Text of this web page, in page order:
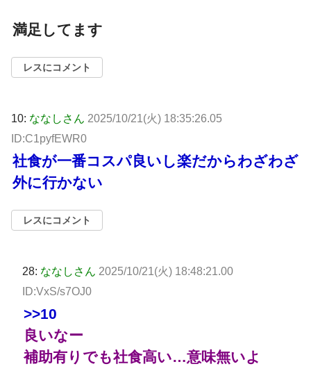
満足してます
レスにコメント
10: ななしさん 2025/10/21(火) 18:35:26.05
ID:C1pyfEWR0
社食が一番コスパ良いし楽だからわざわざ
外に行かない
レスにコメント
28: ななしさん 2025/10/21(火) 18:48:21.00
ID:VxS/s7OJ0
>>10
良いなー
補助有りでも社食高い…意味無いよ